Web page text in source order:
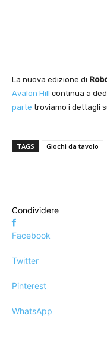
La nuova edizione di
Avalon Hill continua a
parte troviamo i dettagli
TAGS Giochi da tavolo
Condividere
Facebook
Twitter
Pinterest
WhatsApp